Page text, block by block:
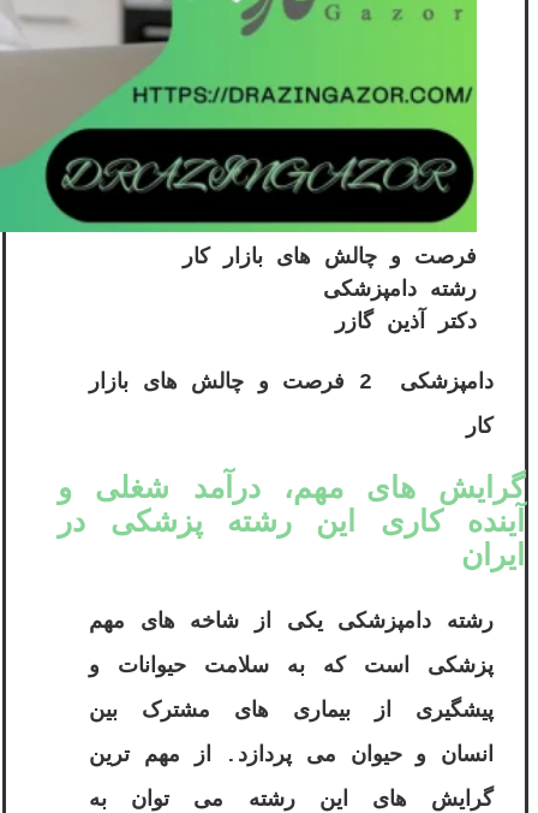
فرصت‌ و چالش‌ های بازار کار
رشته دامپزشکی
دکتر آذین گازر
دامپزشکی 2 فرصت‌ و چالش‌ های بازار
کار
گرایش ‌های مهم، درآمد شغلی و
آینده کاری این رشته پزشکی در
ایران
رشته دامپزشکی یکی از شاخه های مهم
پزشکی است که به سلامت حیوانات و
پیشگیری از بیماری های مشترک بین
انسان و حیوان می پردازد. از مهم ترین
گرایش های این رشته می توان به